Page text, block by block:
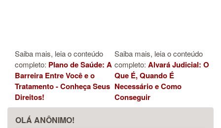
Saiba mais, leia o conteúdo
completo: Plano de Saúde: A
Barreira Entre Você e o
Tratamento - Conheça Seus
Direitos!
Saiba mais, leia o conteúdo
completo: Alvará Judicial: O
Que É, Quando É
Necessário e Como
Conseguir
OLÁ ANÔNIMO!